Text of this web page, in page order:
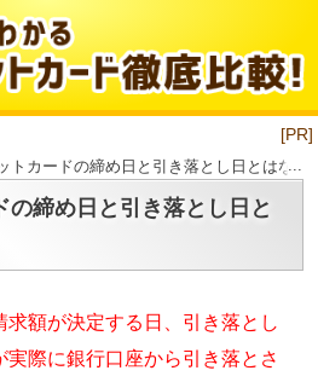
[PR]
トカードの締め日と引き落とし日とはなん
の締め日と引き落とし日と
求額が決定する日、引き落とし
実際に銀行口座から引き落とさ